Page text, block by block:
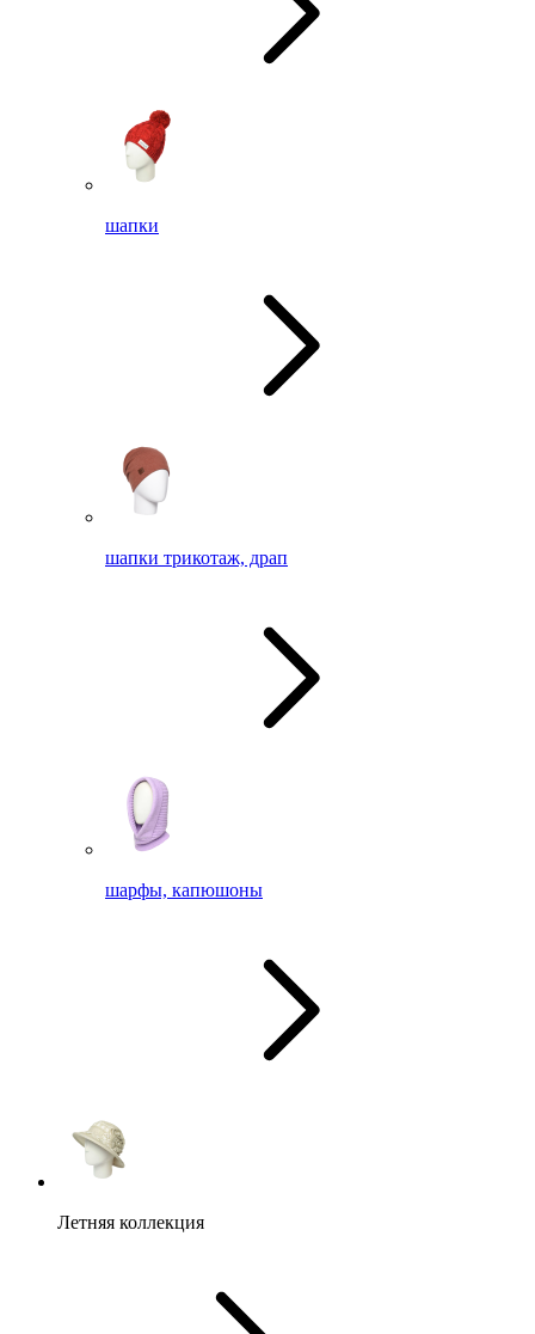
шапки
шапки трикотаж, драп
шарфы, капюшоны
Летняя коллекция